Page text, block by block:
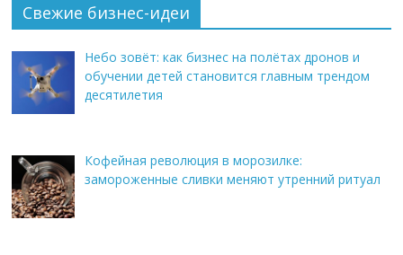
Свежие бизнес-идеи
Небо зовёт: как бизнес на полётах дронов и
обучении детей становится главным трендом
десятилетия
Кофейная революция в морозилке:
замороженные сливки меняют утренний ритуал